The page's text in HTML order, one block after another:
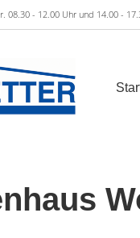
08.30 - 12.00 Uhr und 14.00 -